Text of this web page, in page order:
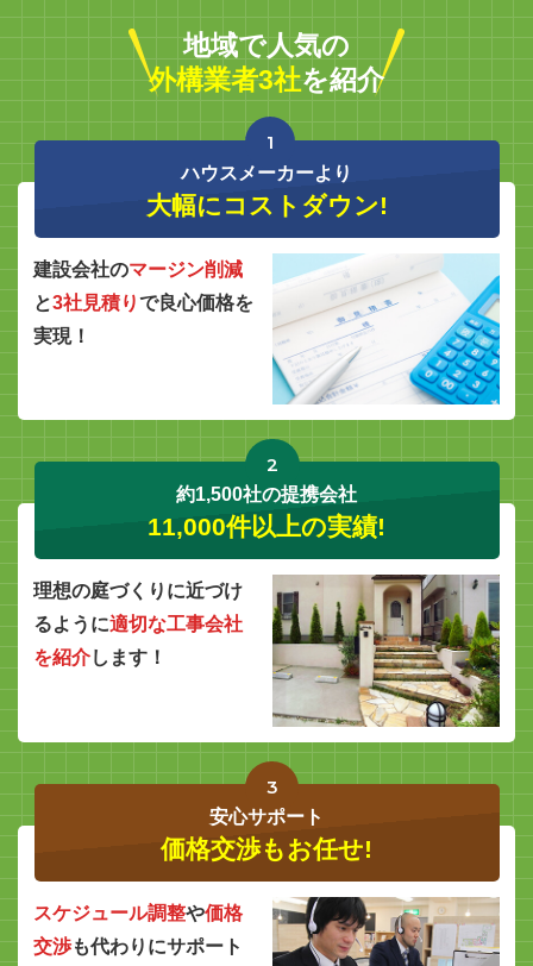
地域で人気の
外構業者3社を紹介
1
ハウスメーカーより
大幅にコストダウン!
建設会社のマージン削減
と3社見積りで良心価格を
実現！
2
約1,500社の提携会社
11,000件以上の実績!
理想の庭づくりに近づけ
るように適切な工事会社
を紹介します！
3
安心サポート
価格交渉もお任せ!
スケジュール調整や価格
交渉も代わりにサポート